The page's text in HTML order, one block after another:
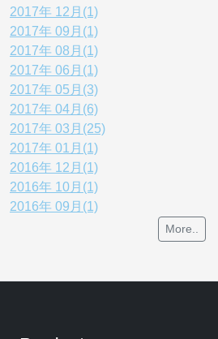
2017年 12月(1)
2017年 09月(1)
2017年 08月(1)
2017年 06月(1)
2017年 05月(3)
2017年 04月(6)
2017年 03月(25)
2017年 01月(1)
2016年 12月(1)
2016年 10月(1)
2016年 09月(1)
More..